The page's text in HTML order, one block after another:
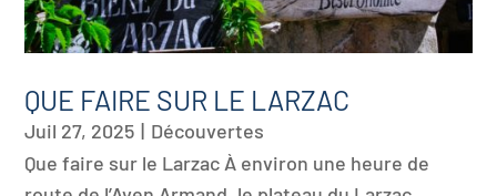
QUE FAIRE SUR LE LARZAC
Juil 27, 2025 | Découvertes
Que faire sur le Larzac À environ une heure de